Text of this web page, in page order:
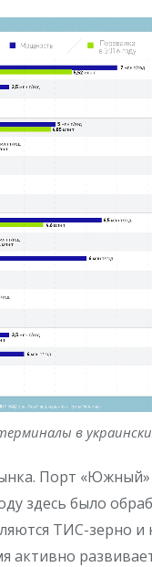
в
Порт
здесь было
ТИС-зерно и
активно